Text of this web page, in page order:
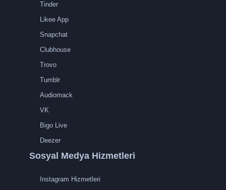
Tinder
Likee App
Snapchat
Clubhouse
Trovo
Tumblr
Audiomack
VK
Bigo Live
Deezer
Sosyal Medya Hizmetleri
Instagram Hizmetleri